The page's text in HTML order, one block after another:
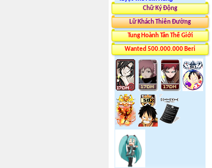
Chữ Ký Động
Lữ Khách Thiên Đường
Tung Hoành Tân Thế Giới
Wanted 500.000.000 Beri